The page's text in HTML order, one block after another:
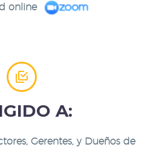
online


A:
Gerentes, y Dueños de